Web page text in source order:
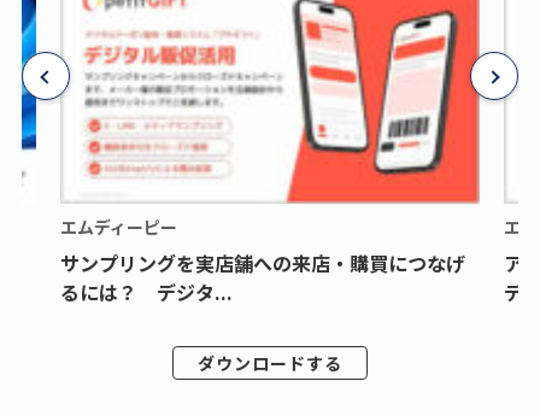
エムディーピー
サンプリングを実店舗への来店・購買につなげ
るには？ デジタ...
ダウンロードする
エ
ア
デ